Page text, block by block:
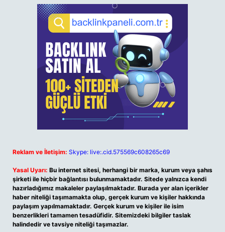
Reklam ve İletişim: Skype: live:.cid.575569c608265c69
Yasal Uyarı: Bu internet sitesi, herhangi bir marka, kurum veya şahıs
şirketi ile hiçbir bağlantısı bulunmamaktadır. Sitede yalnızca kendi
hazırladığımız makaleler paylaşılmaktadır. Burada yer alan içerikler
haber niteliği taşımamakta olup, gerçek kurum ve kişiler hakkında
paylaşım yapılmamaktadır. Gerçek kurum ve kişiler ile isim
benzerlikleri tamamen tesadüfidir. Sitemizdeki bilgiler taslak
halindedir ve tavsiye niteliği taşımazlar.